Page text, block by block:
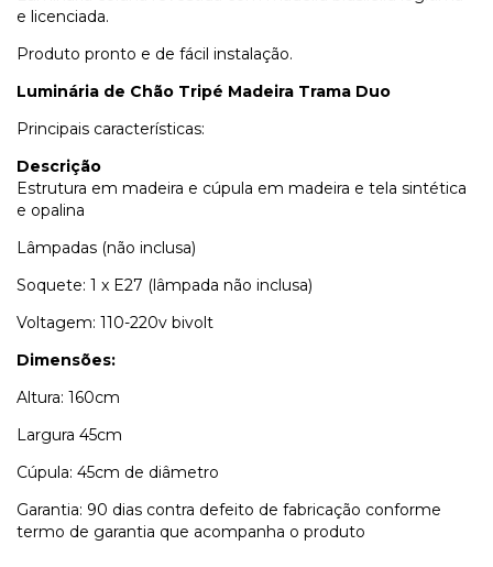
e licenciada.
Produto pronto e de fácil instalação.
Luminária de Chão Tripé Madeira Trama Duo
Principais características:
Descrição
Estrutura em madeira e cúpula em madeira e tela sintética
e opalina
Lâmpadas (não inclusa)
Soquete: 1 x E27 (lâmpada não inclusa)
Voltagem: 110-220v bivolt
Dimensões:
Altura: 160cm
Largura 45cm
Cúpula: 45cm de diâmetro
Garantia: 90 dias contra defeito de fabricação conforme
termo de garantia que acompanha o produto